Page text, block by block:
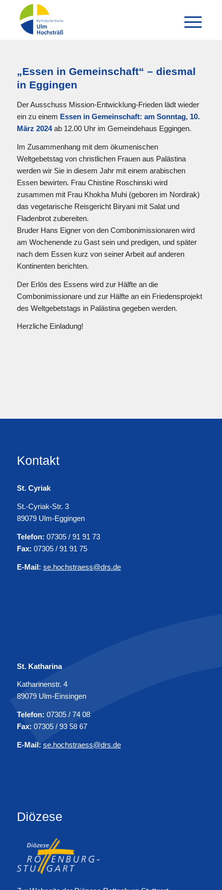
„Essen in Gemeinschaft“ – diesmal
in Eggingen
Der Ausschuss Mission-Entwicklung-Frieden lädt wieder
ein zu einem Essen in Gemeinschaft: am Sonntag, 10.
März 2024ab 12.00 Uhr im Gemeindehaus Eggingen.
Im Zusammenhang mit dem ökumenischen
Weltgebetstag von christlichen Frauen aus Palästina
werden wir Sie in diesem Jahr mit einem arabischen
Essen bewirten. Frau Chistine Roschinski wird
zusammen mit Frau Khokha Muhi (geboren im Nordirak)
das vegetarische Reisgericht Biryani mit Salat und
Fladenbrot zubereiten.
Bruder Hans Eigner von den Combonimissionaren wird
am Wochenende zu Gast sein und predigen, und später
nach dem Essen kurz von seiner Arbeit auf anderen
Kontinenten berichten.
Der Erlös des Essens wird zur Hälfte an die
Combonimissionare und zur Hälfte an ein Friedensprojekt
des Weltgebetstags in Palästina gegeben werden.
Herzliche Einladung!
Kontakt
St. Cyriak
St.-Cyriak-Str. 3
89079 Ulm-Eggingen
Telefon: 07305 / 91 91 73
Fax: 07305 / 91 91 75
E-Mail: se.hochstraess@drs.de
St. Katharina
Katharinenstr. 4
89079 Ulm-Einsingen
Telefon: 07305 / 74 08
Fax: 07305 / 93 58 67
E-Mail: se.hochstraess@drs.de
Diözese